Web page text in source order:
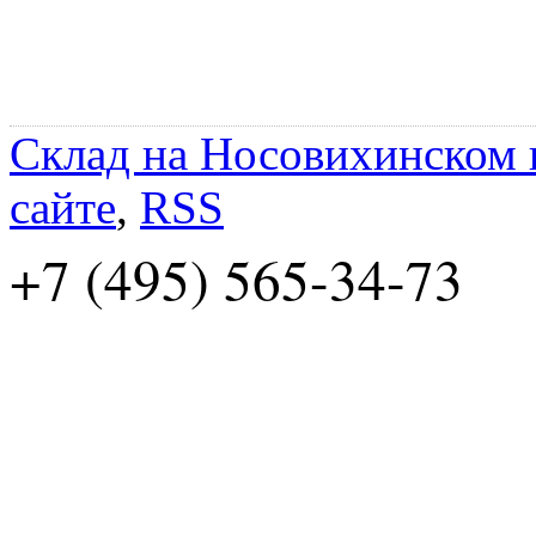
Склад на Носовихинском
сайте, RSS
+7 (495) 565-34-73